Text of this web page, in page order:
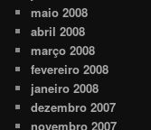
maio 2008
abril 2008
março 2008
fevereiro 2008
janeiro 2008
dezembro 2007
novembro 2007